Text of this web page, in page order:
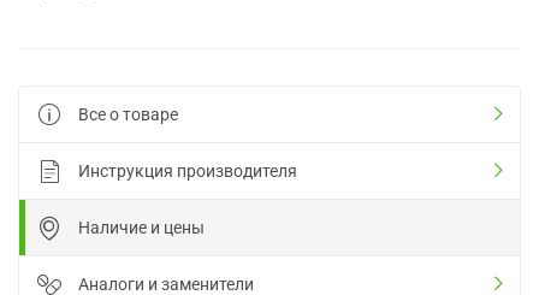
Все о товаре
Инструкция производителя
Наличие и цены
Аналоги и заменители